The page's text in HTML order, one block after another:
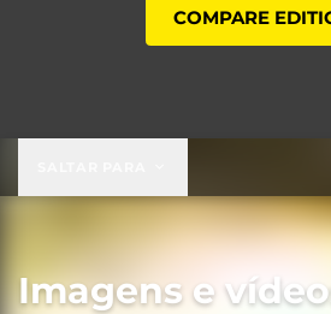
COMPARE
Imagens e